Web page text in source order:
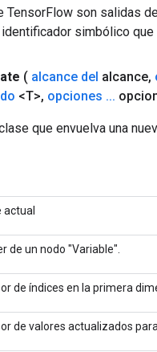
TensorFlow son salidas
simbólico
( alcance del alcance,
<T>, opciones ...
que envuelva una
actual
de un nodo "Variable".
de índices en la primera
de valores actualizados